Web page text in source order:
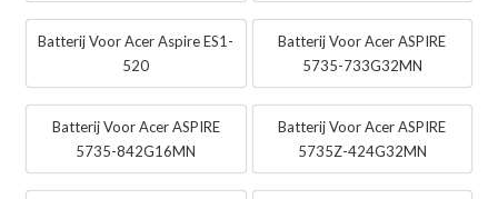
Batterij Voor Acer Aspire ES1-
520
Batterij Voor Acer ASPIRE
5735-733G32MN
Batterij Voor Acer ASPIRE
5735-842G16MN
Batterij Voor Acer ASPIRE
5735Z-424G32MN